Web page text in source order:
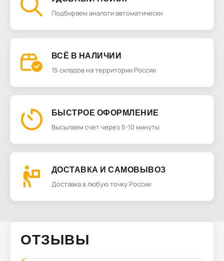
Подбираем аналоги автоматически
ВСЁ В НАЛИЧИИ
15 складов на территории России
БЫСТРОЕ ОФОРМЛЕНИЕ
Высылаем счет через 5-10 минуты
ДОСТАВКА И САМОВЫВОЗ
Доставка в любую точку России
ОТЗЫВЫ